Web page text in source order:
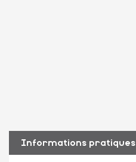
Informations pratiques